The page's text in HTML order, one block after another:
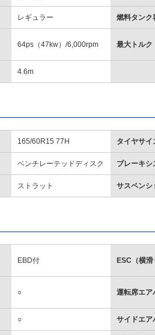
レギュラー 燃料タンク
64ps（47kw）/6,000rpm 最大トルク
4.6m
165/60R15 77H タイヤサイ
ベンチレーテッドディスク ブレーキシ
ストラット サスペンシ
EBD付 ESC（横滑
○ 運転席エア
○ サイドエア